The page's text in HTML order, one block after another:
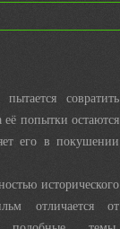
совратить
её попытки остаются
его в покушении
исторического
отличается от